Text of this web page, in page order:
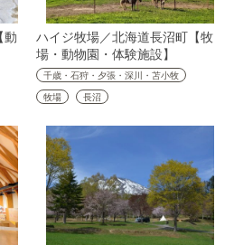
動
ハイジ牧場／北海道長沼町【牧
場・動物園・体験施設】
千歳・石狩・夕張・深川・苫小牧
牧場
長沼